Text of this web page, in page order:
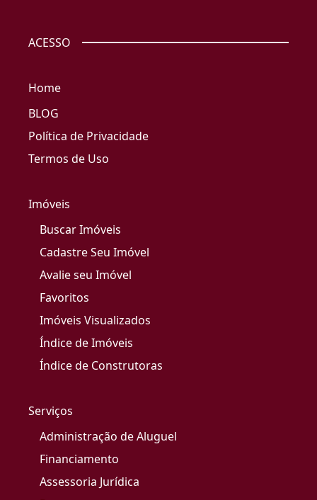
ACESSO
Home
BLOG
Política de Privacidade
Termos de Uso
Imóveis
Buscar Imóveis
Cadastre Seu Imóvel
Avalie seu Imóvel
Favoritos
Imóveis Visualizados
Índice de Imóveis
Índice de Construtoras
Serviços
Administração de Aluguel
Financiamento
Assessoria Jurídica